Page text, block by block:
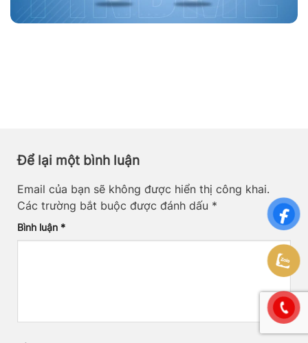
Để lại một bình luận
Email của bạn sẽ không được hiển thị công khai.
Các trường bắt buộc được đánh dấu *
Bình luận *